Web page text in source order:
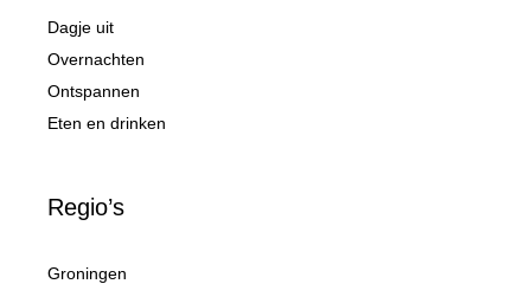
Dagje uit
Overnachten
Ontspannen
Eten en drinken
Regio’s
Groningen